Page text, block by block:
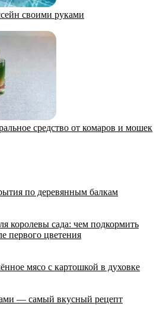
своими руками
средство от комаров и мошек
по деревянным балкам
королевы сада: чем подкормить
первого цветения
мясо с картошкой в духовке
— самый вкусный рецепт